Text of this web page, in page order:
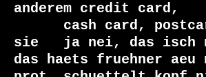
anderem credit card,
sie   ja nei, das isch
das haets fruehner aeu